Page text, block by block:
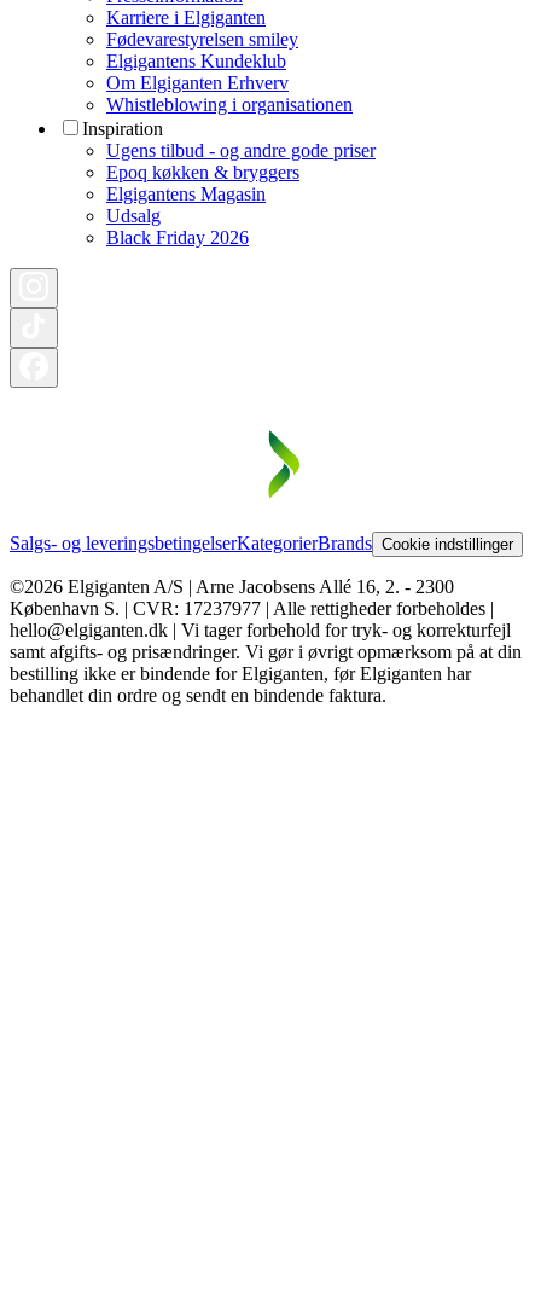
Karriere i Elgiganten
Fødevarestyrelsen smiley
Elgigantens Kundeklub
Om Elgiganten Erhverv
Whistleblowing i organisationen
Inspiration
Ugens tilbud - og andre gode priser
Epoq køkken & bryggers
Elgigantens Magasin
Udsalg
Black Friday 2026
Salgs- og leveringsbetingelserKategorierBrands Cookie indstillinger
©2026 Elgiganten A/S | Arne Jacobsens Allé 16, 2. - 2300
København S. | CVR: 17237977 | Alle rettigheder forbeholdes |
hello@elgiganten.dk | Vi tager forbehold for tryk- og korrekturfejl
samt afgifts- og prisændringer. Vi gør i øvrigt opmærksom på at din
bestilling ikke er bindende for Elgiganten, før Elgiganten har
behandlet din ordre og sendt en bindende faktura.